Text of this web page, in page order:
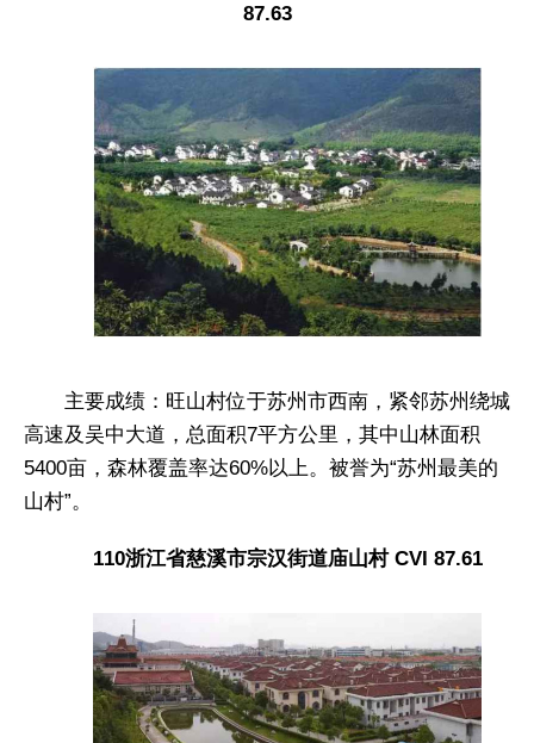
87.63
主要成绩：旺山村位于苏州市西南，紧邻苏州绕城
高速及吴中大道，总面积7平方公里，其中山林面积
5400亩，森林覆盖率达60%以上。被誉为“苏州最美的
山村”。
110浙江省慈溪市宗汉街道庙山村 CVI 87.61